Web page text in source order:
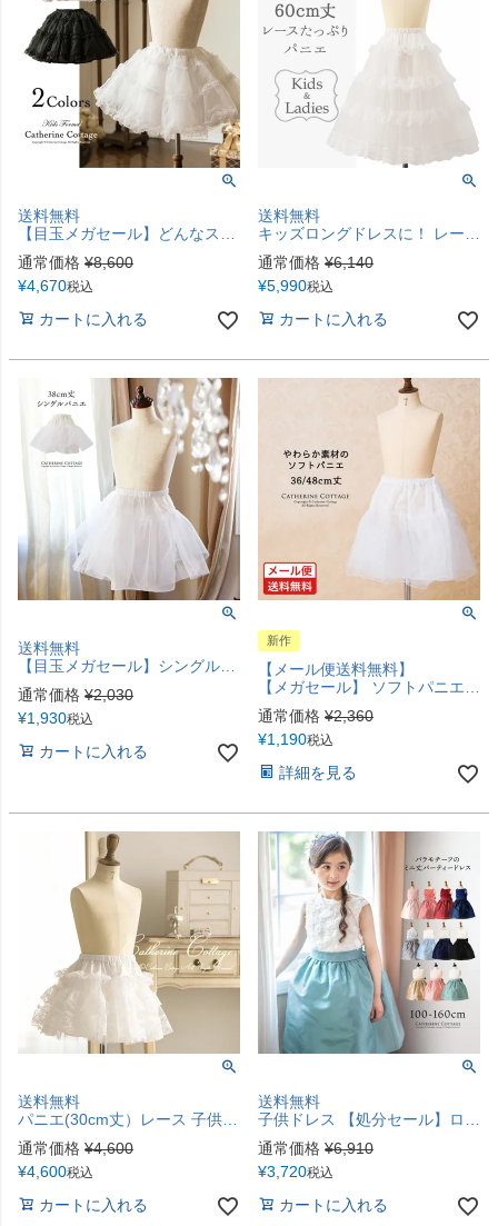
送料無料
【目玉メガセール】どんなスカートもふんわり！ ふわふわシフォンパニエTAK
通常価格 ¥8,600
¥4,670税込
カートに入れる
送料無料
キッズロングドレスに！ レースたっぷりゴージャスパニエ60cm丈TAK
通常価格 ¥6,140
¥5,990税込
カートに入れる
送料無料
【目玉メガセール】シングルパニエ38 cm丈(120cmサイズミディ丈（膝が隠れる丈）以上のドレスに最適） TAK
通常価格 ¥2,030
¥1,930税込
カートに入れる
新作
【メール便送料無料】
【メガセール】 ソフトパニエ 子供ドレス用インナー ペチコート 36cm 48cm丈 キッズ ピアノ発表会 結婚式 フォーマル ドレス用 キャサリンコテージ YUP12≪メール便優先商品≫lp
通常価格 ¥2,360
¥1,190税込
詳細を見る
送料無料
パニエ(30cm丈）レース 子供 大人ドレス兼用 インナー レースたっぷりでふんわり可愛い ロリィタ TAK キャサリンコテージ panie
通常価格 ¥4,600
¥4,600税込
カートに入れる
送料無料
子供ドレス 【処分セール】ローズパーティードレス 膝丈 女の子 フォーマル ピアノ発表会 キッズ ジュニア 結婚式 小学生 [在庫限り] 内蔵パニエあり キャサリンコテージ TAK
通常価格 ¥6,910
¥3,720税込
カートに入れる